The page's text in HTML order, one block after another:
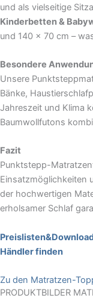
und als vielseitige
Kinderbetten &
und 140 x 70 cm –
Besondere
Unsere
Bänke,
Jahreszeit und Klima
Baumwollfutons
Fazit
Punktstepp-
Einsatzmöglichkeiten
der hochwertigen
erholsamer Schlaf
Händler finden
Zu den Matratzen-
PRODUKTBILDER